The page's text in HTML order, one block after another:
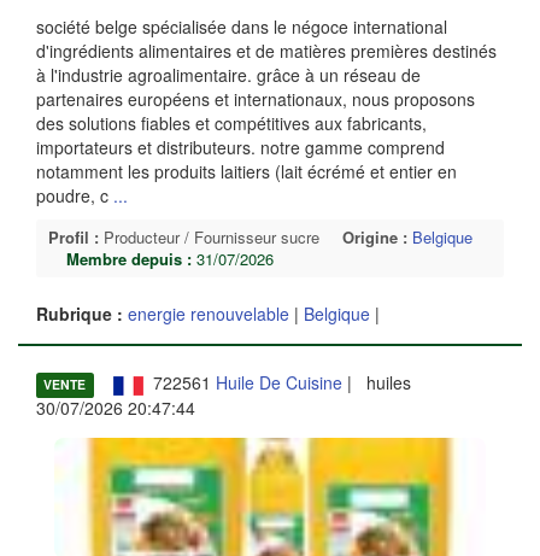
société belge spécialisée dans le négoce international
d'ingrédients alimentaires et de matières premières destinés
à l'industrie agroalimentaire. grâce à un réseau de
partenaires européens et internationaux, nous proposons
des solutions fiables et compétitives aux fabricants,
importateurs et distributeurs. notre gamme comprend
notamment les produits laitiers (lait écrémé et entier en
poudre, c ...
Profil : Producteur / Fournisseur sucre Origine : Belgique
Membre depuis : 31/07/2026
Rubrique : energie renouvelable | Belgique |
VENTE 722561 Huile De Cuisine| huiles
30/07/2026 20:47:44